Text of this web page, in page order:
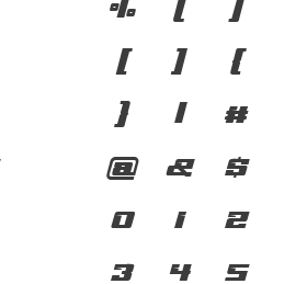
% ( )
[ ] {
} / #
@ & $
0 1 2
3 4 5